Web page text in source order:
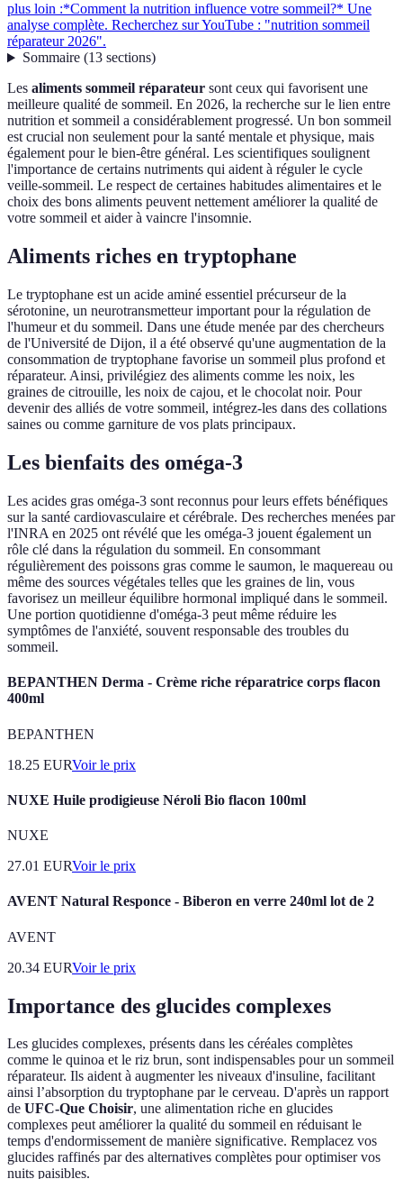
plus loin :*Comment la nutrition influence votre sommeil?* Une
analyse complète. Recherchez sur YouTube : "nutrition sommeil
réparateur 2026".
Sommaire(13 sections)
Les aliments sommeil réparateur sont ceux qui favorisent une
meilleure qualité de sommeil. En 2026, la recherche sur le lien entre
nutrition et sommeil a considérablement progressé. Un bon sommeil
est crucial non seulement pour la santé mentale et physique, mais
également pour le bien-être général. Les scientifiques soulignent
l'importance de certains nutriments qui aident à réguler le cycle
veille-sommeil. Le respect de certaines habitudes alimentaires et le
choix des bons aliments peuvent nettement améliorer la qualité de
votre sommeil et aider à vaincre l'insomnie.
Aliments riches en tryptophane
Le tryptophane est un acide aminé essentiel précurseur de la
sérotonine, un neurotransmetteur important pour la régulation de
l'humeur et du sommeil. Dans une étude menée par des chercheurs
de l'Université de Dijon, il a été observé qu'une augmentation de la
consommation de tryptophane favorise un sommeil plus profond et
réparateur. Ainsi, privilégiez des aliments comme les noix, les
graines de citrouille, les noix de cajou, et le chocolat noir. Pour
devenir des alliés de votre sommeil, intégrez-les dans des collations
saines ou comme garniture de vos plats principaux.
Les bienfaits des oméga-3
Les acides gras oméga-3 sont reconnus pour leurs effets bénéfiques
sur la santé cardiovasculaire et cérébrale. Des recherches menées par
l'INRA en 2025 ont révélé que les oméga-3 jouent également un
rôle clé dans la régulation du sommeil. En consommant
régulièrement des poissons gras comme le saumon, le maquereau ou
même des sources végétales telles que les graines de lin, vous
favorisez un meilleur équilibre hormonal impliqué dans le sommeil.
Une portion quotidienne d'oméga-3 peut même réduire les
symptômes de l'anxiété, souvent responsable des troubles du
sommeil.
BEPANTHEN Derma - Crème riche réparatrice corps flacon
400ml
BEPANTHEN
18.25 EURVoir le prix
NUXE Huile prodigieuse Néroli Bio flacon 100ml
NUXE
27.01 EURVoir le prix
AVENT Natural Responce - Biberon en verre 240ml lot de 2
AVENT
20.34 EURVoir le prix
Importance des glucides complexes
Les glucides complexes, présents dans les céréales complètes
comme le quinoa et le riz brun, sont indispensables pour un sommeil
réparateur. Ils aident à augmenter les niveaux d'insuline, facilitant
ainsi l’absorption du tryptophane par le cerveau. D'après un rapport
de UFC-Que Choisir, une alimentation riche en glucides
complexes peut améliorer la qualité du sommeil en réduisant le
temps d'endormissement de manière significative. Remplacez vos
glucides raffinés par des alternatives complètes pour optimiser vos
nuits paisibles.